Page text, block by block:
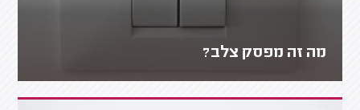
מה זה מפסק צלב?